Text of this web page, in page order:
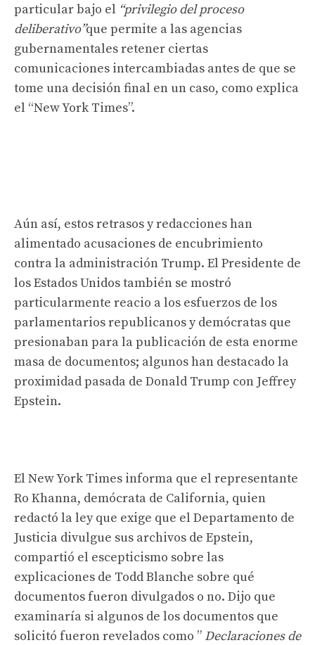
particular bajo el “privilegio del proceso
deliberativo”que permite a las agencias
gubernamentales retener ciertas
comunicaciones intercambiadas antes de que se
tome una decisión final en un caso, como explica
el “New York Times”.
Aún así, estos retrasos y redacciones han
alimentado acusaciones de encubrimiento
contra la administración Trump. El Presidente de
los Estados Unidos también se mostró
particularmente reacio a los esfuerzos de los
parlamentarios republicanos y demócratas que
presionaban para la publicación de esta enorme
masa de documentos; algunos han destacado la
proximidad pasada de Donald Trump con Jeffrey
Epstein.
El New York Times informa que el representante
Ro Khanna, demócrata de California, quien
redactó la ley que exige que el Departamento de
Justicia divulgue sus archivos de Epstein,
compartió el escepticismo sobre las
explicaciones de Todd Blanche sobre qué
documentos fueron divulgados o no. Dijo que
examinaría si algunos de los documentos que
solicitó fueron revelados como ” Declaraciones de